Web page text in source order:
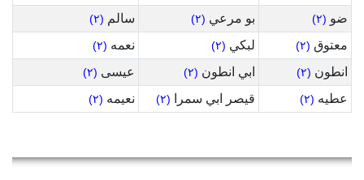
ضو (٢) بو مرعي (٢) سالم (٢)
معتوق (٢) لبكي (٢) نعمه (٢)
انطون (٢) ابي انطون (٢) عيسى (٢)
عطيه (٢) قيصر ابي سمرا (٢) نعيمه (٢)